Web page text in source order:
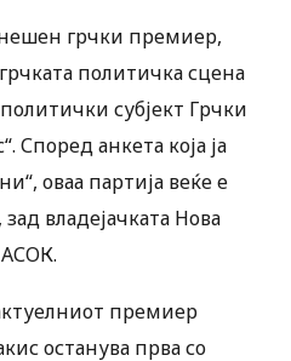
грчки премиер,
политичка сцена
субјект Грчки
Според анкета која ја
оваа партија веќе е
владејачката Нова
премиер
останува прва со